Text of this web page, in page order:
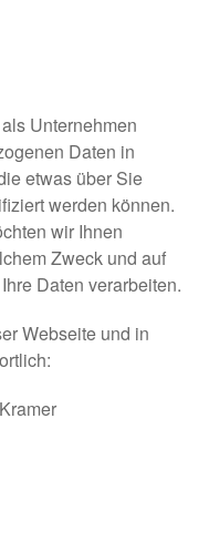
Unternehmen
Daten in
etwas über Sie
werden können.
wir Ihnen
Zweck und auf
Daten verarbeiten.
Webseite und in